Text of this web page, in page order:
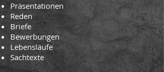
Präsentationen
Reden
Briefe
Bewerbungen
Lebensläufe
Sachtexte